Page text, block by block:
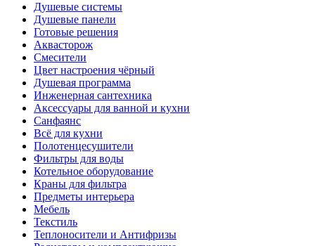
Душевые системы
Душевые панели
Готовые решения
Аквасторож
Смесители
Цвет настроения чёрный
Душевая программа
Инженерная сантехника
Аксессуары для ванной и кухни
Санфаянс
Всё для кухни
Полотенцесушители
Фильтры для воды
Котельное оборудование
Краны для фильтра
Предметы интерьера
Мебель
Текстиль
Теплоносители и Антифризы